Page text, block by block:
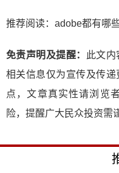
推荐阅读： adobe都有哪
免责声明及提醒：
此文
相关信息仅为宣传及传
点，文章真实性请浏览
险，提醒广大民众投资需